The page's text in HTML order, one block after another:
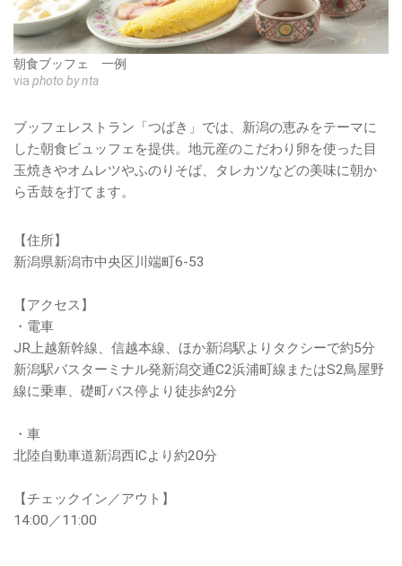
朝食ブッフェ 一例
via photo by nta
ブッフェレストラン「つばき」では、新潟の恵みをテーマに
した朝食ビュッフェを提供。地元産のこだわり卵を使った目
玉焼きやオムレツやふのりそば、タレカツなどの美味に朝か
ら舌鼓を打てます。
【住所】
新潟県新潟市中央区川端町6-53
【アクセス】
・電車
JR上越新幹線、信越本線、ほか新潟駅よりタクシーで約5分
新潟駅バスターミナル発新潟交通C2浜浦町線またはS2鳥屋野
線に乗車、礎町バス停より徒歩約2分
・車
北陸自動車道新潟西ICより約20分
【チェックイン／アウト】
14:00／11:00